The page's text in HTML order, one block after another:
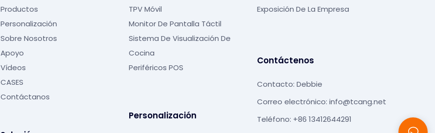
Productos
Personalización
Sobre Nosotros
Apoyo
Vídeos
CASES
Contáctanos
TPV Móvil
Monitor De Pantalla Táctil
Sistema De Visualización De
Cocina
Periféricos POS
Personalización
Exposición De La Empresa
Contáctenos
Contacto: Debbie
Correo electrónico: info@tcang.net
Teléfono: +86 13412644291